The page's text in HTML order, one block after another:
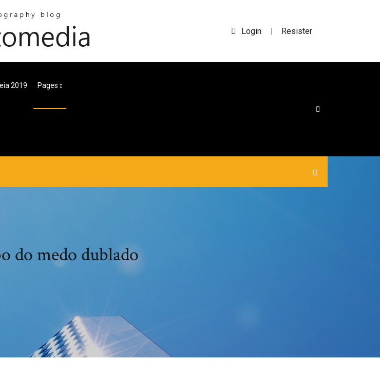
Login | Resister
2019 Pages
do medo dublado